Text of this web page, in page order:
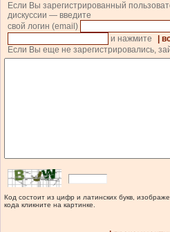
Если Вы зарегистрированный
дискуссии — введите
свой логин (email)
и нажмите
|
Если Вы еще не зарегистрировались,
Код состоит из цифр и латинских букв,
кода кликните на картинке.